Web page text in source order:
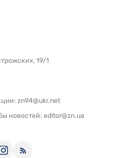
19/1
zn94@ukr.net
новостей: editor@zn.ua